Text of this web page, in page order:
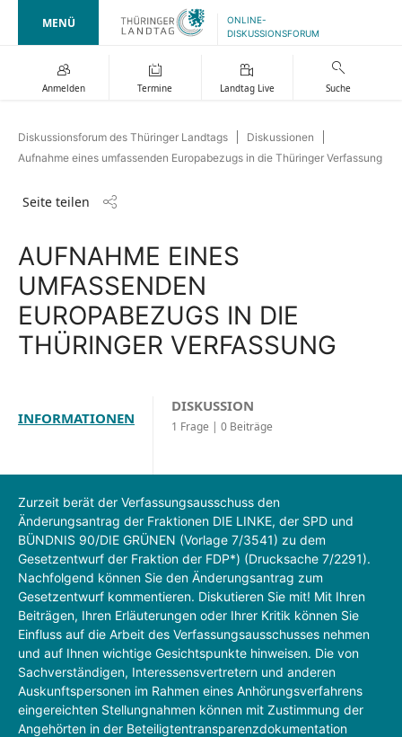
MENÜ
ONLINE-
DISKUSSIONSFORUM
Anmelden Termine Landtag Live Suche
Diskussionsforum des Thüringer Landtags
Diskussionen
Aufnahme eines umfassenden Europabezugs in die Thüringer Verfassung
Seite teilen
AUFNAHME EINES
UMFASSENDEN
EUROPABEZUGS IN DIE
THÜRINGER VERFASSUNG
INFORMATIONEN
DISKUSSION
1 Frage | 0 Beiträge
Zurzeit berät der Verfassungsausschuss den
Änderungsantrag der Fraktionen DIE LINKE, der SPD und
BÜNDNIS 90/DIE GRÜNEN (Vorlage 7/3541) zu dem
Gesetzentwurf der Fraktion der FDP*) (Drucksache 7/2291).
Nachfolgend können Sie den Änderungsantrag zum
Gesetzentwurf kommentieren. Diskutieren Sie mit! Mit Ihren
Beiträgen, Ihren Erläuterungen oder Ihrer Kritik können Sie
Einfluss auf die Arbeit des Verfassungsausschusses nehmen
und auf Ihnen wichtige Gesichtspunkte hinweisen. Die von
Sachverständigen, Interessensvertretern und anderen
Auskunftspersonen im Rahmen eines Anhörungsverfahrens
eingereichten Stellungnahmen können mit Zustimmung der
Angehörten in der Beteiligtentransparenzdokumentation